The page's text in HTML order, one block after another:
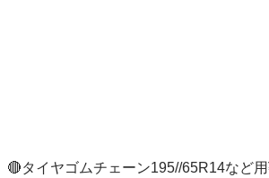
🔴タイヤゴムチェーン195//65R14など